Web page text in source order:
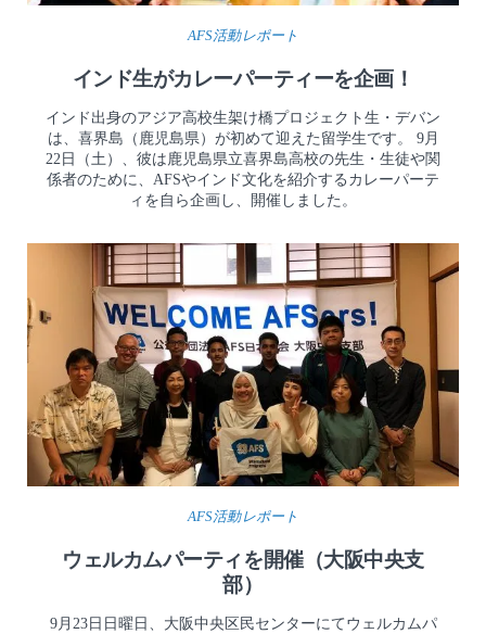
AFS活動レポート
インド生がカレーパーティーを企画！
インド出身のアジア高校生架け橋プロジェクト生・デバン
は、喜界島（鹿児島県）が初めて迎えた留学生です。 9月
22日（土）、彼は鹿児島県立喜界島高校の先生・生徒や関
係者のために、AFSやインド文化を紹介するカレーパーテ
ィを自ら企画し、開催しました。
AFS活動レポート
ウェルカムパーティを開催（大阪中央支
部）
9月23日日曜日、大阪中央区民センターにてウェルカムパ